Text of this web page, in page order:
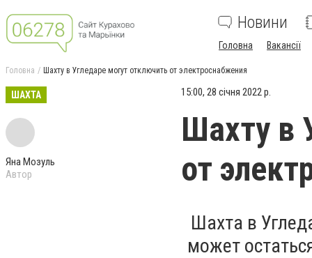
Новини
Головна Вакансії
Головна Шахту в Угледаре могут отключить от электроснабжения
ШАХТА
Яна Мозуль
Автор
15:00, 28 січня 2022 р.
Шахту в
от
Шахта в
может